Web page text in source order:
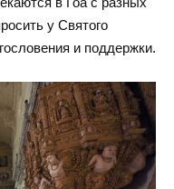
у Святого
и поддержки.